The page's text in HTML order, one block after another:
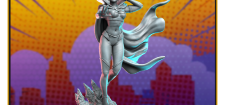
Añadir
a la
lista de
deseos